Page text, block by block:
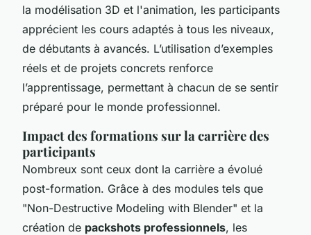
la modélisation 3D et l'animation, les participants
apprécient les cours adaptés à tous les niveaux,
de débutants à avancés. L’utilisation d’exemples
réels et de projets concrets renforce
l’apprentissage, permettant à chacun de se sentir
préparé pour le monde professionnel.
Impact des formations sur la carrière des
participants
Nombreux sont ceux dont la carrière a évolué
post-formation. Grâce à des modules tels que
"Non-Destructive Modeling with Blender" et la
création de packshots professionnels, les